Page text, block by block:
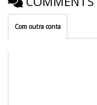
Com outra conta